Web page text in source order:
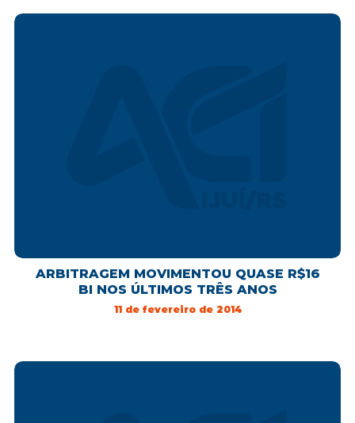
ARBITRAGEM MOVIMENTOU QUASE R$16
BI NOS ÚLTIMOS TRÊS ANOS
11 de fevereiro de 2014